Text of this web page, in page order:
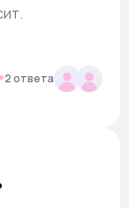
2 ответа